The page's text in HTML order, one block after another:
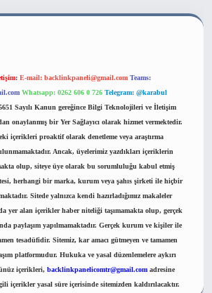
E-mail: backlinkpaneli@gmail.com Teams:
Whatsapp: 0262 606 0 726 Telegram: @karabul
Sayılı Kanun gereğince Bilgi Teknolojileri ve İletişim
onaylanmış bir Yer Sağlayıcı olarak hizmet vermektedir.
içerikleri proaktif olarak denetleme veya araştırma
Ancak, üyelerimiz yazdıkları içeriklerin
olup, siteye üye olarak bu sorumluluğu kabul etmiş
herhangi bir marka, kurum veya şahıs şirketi ile hiçbir
Sitede yalnızca kendi hazırladığımız makaleler
yer alan içerikler haber niteliği taşımamakta olup, gerçek
paylaşım yapılmamaktadır. Gerçek kurum ve kişiler ile
tesadüfidir. Sitemiz, kar amacı gütmeyen ve tamamen
platformudur. Hukuka ve yasal düzenlemelere aykırı
içerikleri, backlinkpanelicomtr@gmail.com adresine
içerikler yasal süre içerisinde sitemizden kaldırılacaktır.